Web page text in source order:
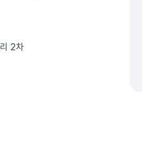
2차